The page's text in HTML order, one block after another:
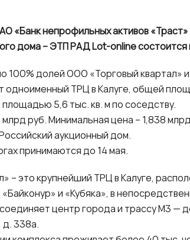
«Банк непрофильных активов
дома – ЭТП РАД Lot-online состоится
100% долей ООО «Торговый квартал»
одноименный ТРЦ в Калуге, общей
5,6 тыс. кв. м по соседству.
руб. Минимальная цена – 1,838
аукционный дом.
принимаются до 14 мая.
– это крупнейший ТРЦ в Калуге,
и «Кубяка», в
центр города и трассу М3 —
д. 338а.